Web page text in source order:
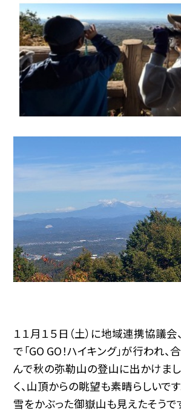
１１月１５日（土）に地域連携協議
で「GO GO！ハイキング」が行われ、
んで秋の弥勒山の登山に出かけま
く、山頂からの眺望も素晴らしいです
雪をかぶった御嶽山も見えたそうで